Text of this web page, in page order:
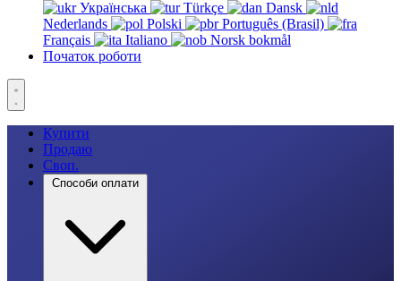
Українська
Türkçe
Dansk
Nederlands
Polski
Português (Brasil)
Français
Italiano
Norsk bokmål
Початок роботи
Купити
Продаю
Своп.
Способи оплати